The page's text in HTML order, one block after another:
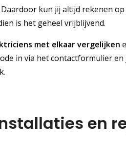
kun jij altijd rekenen
is het geheel vrijblijvend.
met elkaar vergelijken
in via het contactformulier
en